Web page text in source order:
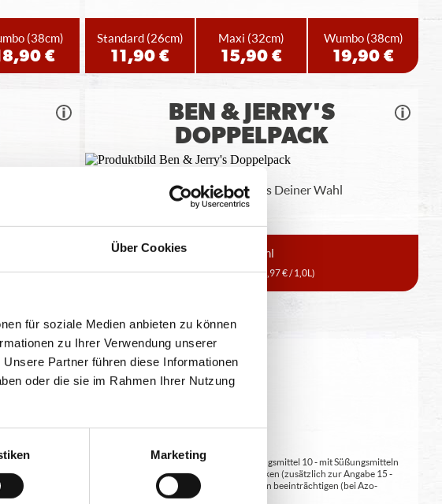
Über Cookies
für soziale Medien anbieten zu können
zu Ihrer Verwendung unserer
Partner führen diese Informationen
oder die sie im Rahmen Ihrer Nutzung
Marketing
(38cm)
€
Standard (26cm)
11,90 €
Maxi (32cm)
15,90 €
Wumbo (38cm)
19,90 €
BEN & JERRY'S
DOPPELPACK
Bestelle zwei Ben & Jerrys Pints Deiner Wahl
2x465ml
12,99 €(13,97 € / 1,0L)
durch die Zubereitung geringfügig variieren.
8 - mit Phosphat/en (bei Fleischerzeugnissen) 9 - mit Süßungsmittel 10 - mit Süßungsmitteln
Angabe 14 - kann bei übermäßigem Verzehr abführend wirken (zusätzlich zur Angabe 15 -
- mit Taurin 21 - kann Aktivität und Aufmerksamkeit bei Kindern beeinträchtigen (bei Azo-
26 - mit Verdickunsmittel